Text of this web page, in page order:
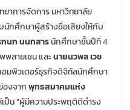
าการจัดการ มหาวิทยาลัย
นักศึกษาผู้สร้างชื่อเสียงให้กับ
กนก นนทสารนักศึกษาชั้นปีที่ 4
พลายเชน และนายนวพล เวช
มพิวเตอร์ธุรกิจดิจิทัลนักศึกษา
องจากพุทธสมาคมแห่ง
เป็น “ผู้มีความประพฤติดีดำรง